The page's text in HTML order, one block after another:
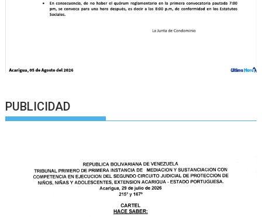
PUBLICIDAD